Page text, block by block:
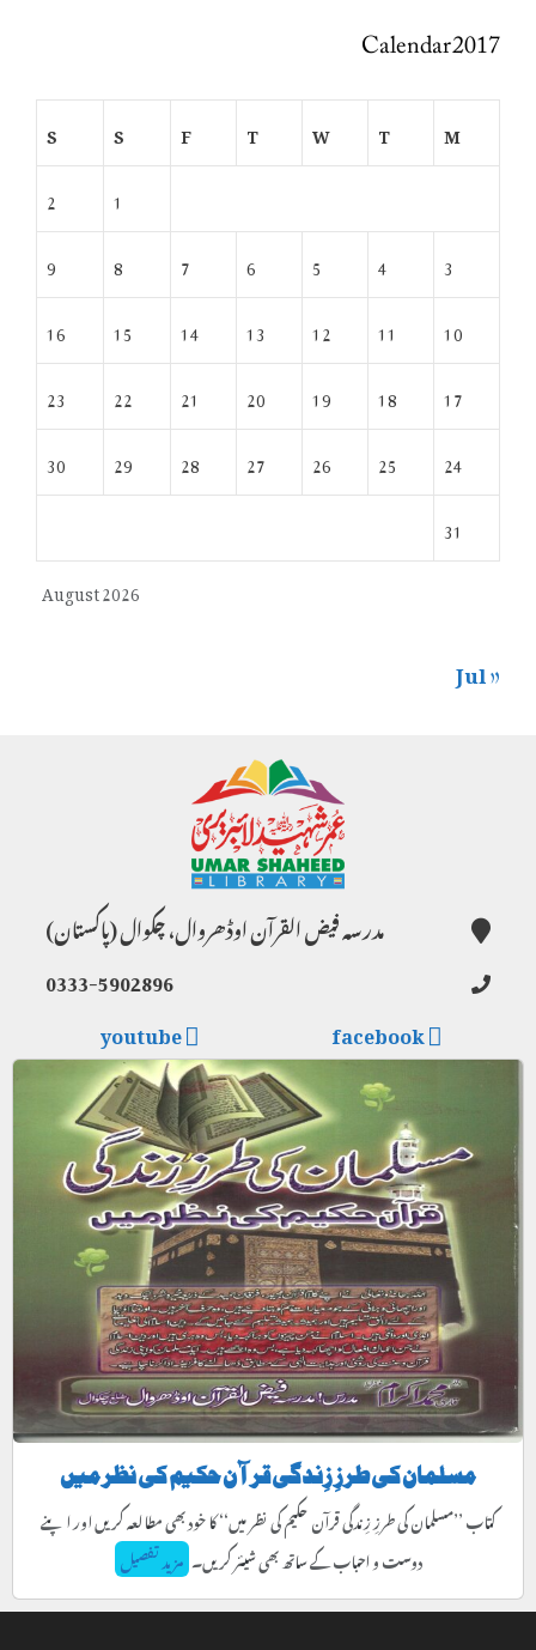
Calendar 2017
August 2026
M
T
W
T
F
S
S
1
2
3
4
5
6
7
8
9
10
11
12
13
14
15
16
17
18
19
20
21
22
23
24
25
26
27
28
29
30
31
« Jul
مدرسہ فیض القرآن اوڈھروال، چکوال (پاکستان)
0333-5902896
facebook
youtube
مسلمان کی طرزِ زِندگی قرآن حکیم کی نظر میں
کتاب ’’مسلمان کی طرزِ زِندگی قرآن حکیم کی نظر میں‘‘ کا خود بھی مطالعہ کریں اور اپنے
دوست و احباب کے ساتھ بھی شیئر کریں۔مزید تفصیل